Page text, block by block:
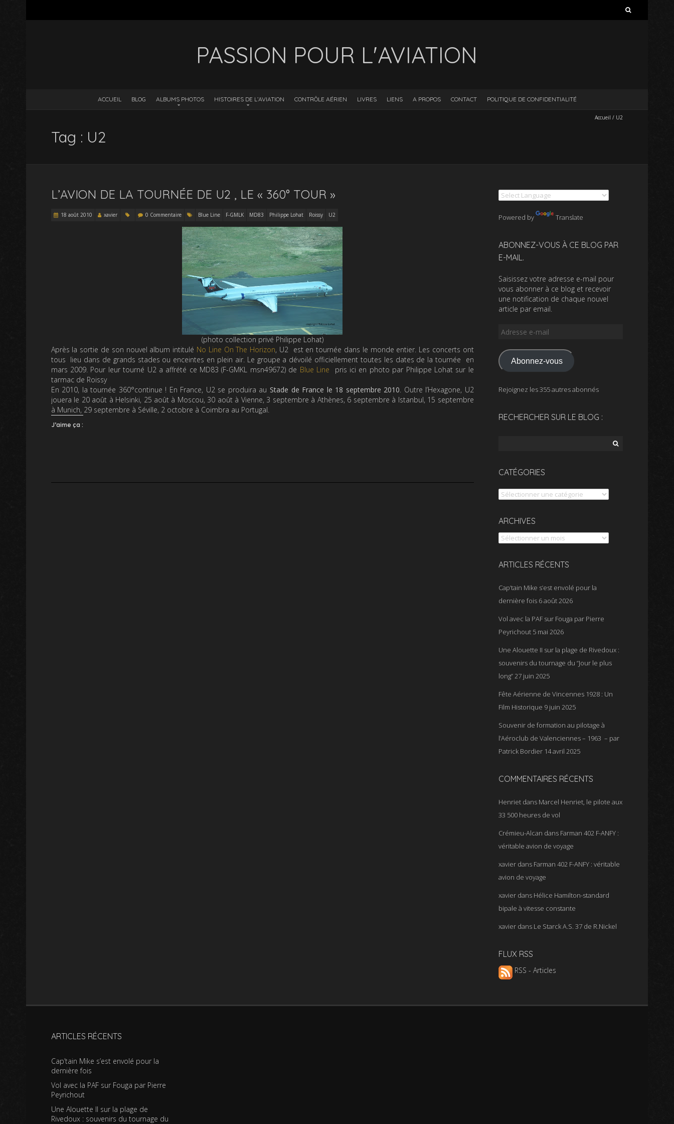
PASSION POUR L'AVIATION
ACCUEIL BLOG ALBUMS PHOTOS HISTOIRES DE L’AVIATION CONTRÔLE AÉRIEN LIVRES LIENS A PROPOS CONTACT POLITIQUE DE CONFIDENTIALITÉ
Accueil / U2
Tag : U2
L’AVION DE LA TOURNÉE DE U2 , LE « 360° TOUR »
18 août 2010 xavier 0 Commentaire Blue Line F-GMLK MD83 Philippe Lohat Roissy U2
(photo collection privé Philippe Lohat)
Après la sortie de son nouvel album intitulé No Line On The Horizon, U2 est en tournée dans le monde entier. Les concerts ont
tous lieu dans de grands stades ou enceintes en plein air. Le groupe a dévoilé officiellement toutes les dates de la tournée en
mars 2009. Pour leur tourné U2 a affrété ce MD83 (F-GMKL msn49672) de Blue Line pris ici en photo par Philippe Lohat sur le
tarmac de Roissy
En 2010, la tournée 360°continue ! En France, U2 se produira au Stade de France le 18 septembre 2010. Outre l’Hexagone, U2
jouera le 20 août à Helsinki, 25 août à Moscou, 30 août à Vienne, 3 septembre à Athènes, 6 septembre à Istanbul, 15 septembre
à Munich, 29 septembre à Séville, 2 octobre à Coimbra au Portugal.
J’aime ça :
Powered by Translate
ABONNEZ-VOUS À CE BLOG PAR
E-MAIL.
Saisissez votre adresse e-mail pour
vous abonner à ce blog et recevoir
une notification de chaque nouvel
article par email.
Adresse
mail
Abonnez-vous
Rejoignez les 355 autres abonnés
RECHERCHER SUR LE BLOG :
CATÉGORIES
Catégories
ARCHIVES
Archives
ARTICLES RÉCENTS
Cap’tain Mike s’est envolé pour la
dernière fois 6 août 2026
Vol avec la PAF sur Fouga par Pierre
Peyrichout 5 mai 2026
Une Alouette II sur la plage de Rivedoux :
souvenirs du tournage du “Jour le plus
long”27 juin 2025
Fête Aérienne de Vincennes 1928 : Un
Film Historique 9 juin 2025
Souvenir de formation au pilotage à
l’Aéroclub de Valenciennes – 1963 – par
Patrick Bordier 14 avril 2025
COMMENTAIRES RÉCENTS
Henriet dans Marcel Henriet, le pilote aux
33 500 heures de vol
Crémieu-Alcan dans Farman 402 F-ANFY :
véritable avion de voyage
xavier dans Farman 402 F-ANFY : véritable
avion de voyage
xavier dans Hélice Hamilton-standard
bipale à vitesse constante
xavier dans Le Starck A.S. 37 de R.Nickel
FLUX RSS
RSS - Articles
ARTICLES RÉCENTS
Cap’tain Mike s’est envolé pour la
dernière fois
Vol avec la PAF sur Fouga par Pierre
Peyrichout
Une Alouette II sur la plage de
Rivedoux : souvenirs du tournage du